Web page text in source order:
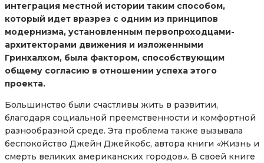
интеграция местной истории таким способом,
который идет вразрез с одним из принципов
модернизма, установленным первопроходцами-
архитекторами движения и изложенными
Гринхалхом, была фактором, способствующим
общему согласию в отношении успеха этого
проекта.
Большинство были счастливы жить в развитии,
благодаря социальной преемственности и комфортной
разнообразной среде. Эта проблема также вызывала
беспокойство Джейн Джейкобс, автора книги «Жизнь и
смерть великих американских городов». В своей книге